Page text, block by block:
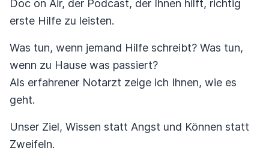
Doc on Air, der Podcast, der Ihnen hilft, richtig
erste Hilfe zu leisten.
Was tun, wenn jemand Hilfe schreibt? Was tun,
wenn zu Hause was passiert?
Als erfahrener Notarzt zeige ich Ihnen, wie es
geht.
Unser Ziel, Wissen statt Angst und Können statt
Zweifeln.